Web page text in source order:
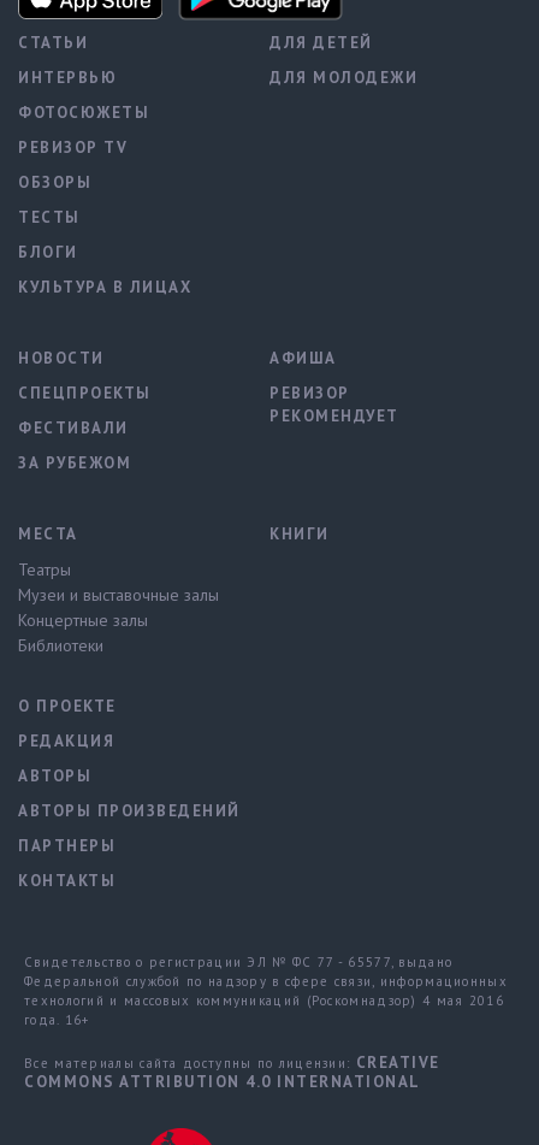
СТАТЬИ
ИНТЕРВЬЮ
ФОТОСЮЖЕТЫ
РЕВИЗОР TV
ОБЗОРЫ
ТЕСТЫ
БЛОГИ
КУЛЬТУРА В ЛИЦАХ
ДЛЯ ДЕТЕЙ
ДЛЯ МОЛОДЕЖИ
НОВОСТИ
СПЕЦПРОЕКТЫ
ФЕСТИВАЛИ
ЗА РУБЕЖОМ
АФИША
РЕВИЗОР
РЕКОМЕНДУЕТ
МЕСТА
Театры
Музеи и выставочные залы
Концертные залы
Библиотеки
КНИГИ
О ПРОЕКТЕ
РЕДАКЦИЯ
АВТОРЫ
АВТОРЫ ПРОИЗВЕДЕНИЙ
ПАРТНЕРЫ
КОНТАКТЫ
Свидетельство о регистрации ЭЛ № ФС 77 - 65577, выдано
Федеральной службой по надзору в сфере связи, информационных
технологий и массовых коммуникаций (Роскомнадзор) 4 мая 2016
года. 16+
Все материалы сайта доступны по лицензии: CREATIVE
COMMONS ATTRIBUTION 4.0 INTERNATIONAL